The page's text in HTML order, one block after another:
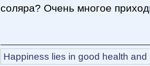
соляра? Очень многое
Happiness lies in good health and